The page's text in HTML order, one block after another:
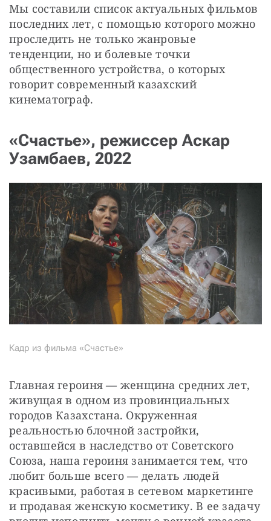
Мы составили список актуальных фильмов
последних лет, с помощью которого можно
проследить не только жанровые
тенденции, но и болевые точки
общественного устройства, о которых
говорит современный казахский
кинематограф.
«Счастье», режиссер Аскар
Узамбаев, 2022
Кадр из фильма «Счастье»
Главная героиня — женщина средних лет,
живущая в одном из провинциальных
городов Казахстана. Окруженная
реальностью блочной застройки,
оставшейся в наследство от Советского
Союза, наша героиня занимается тем, что
любит больше всего — делать людей
красивыми, работая в сетевом маркетинге
и продавая женскую косметику. В ее задачу